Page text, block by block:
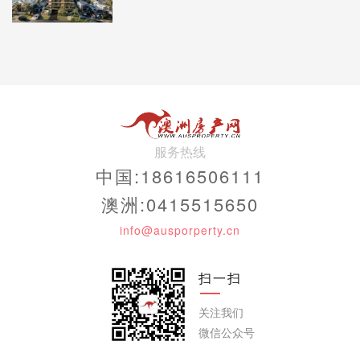
服务热线
中国:18616506111
澳洲:0415515650
info@ausporperty.cn
扫一扫
关注我们
微信公众号